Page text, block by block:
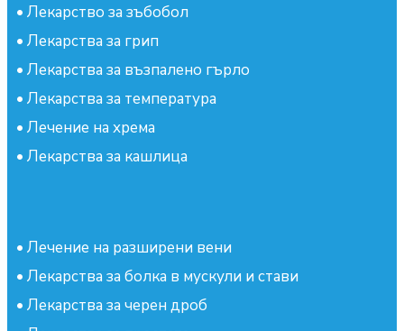
• Лекарство за зъбобол
• Лекарства за грип
• Лекарства за възпалено гърло
• Лекарства за температура
• Лечение на хрема
• Лекарства за кашлица
• Лечение на разширени вени
• Лекарства за болка в мускули и стави
• Лекарства за черен дроб